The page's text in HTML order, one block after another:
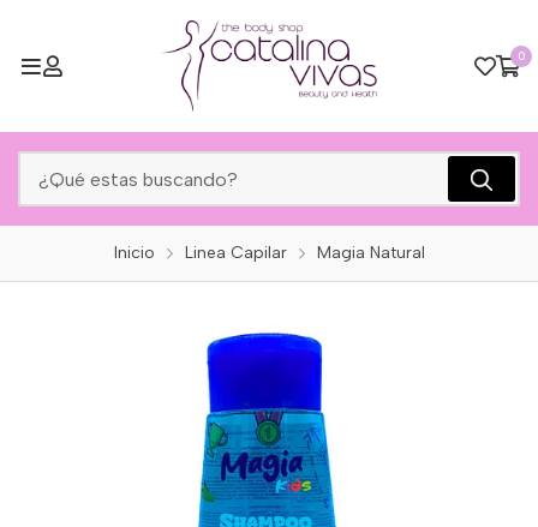
0
Inicio Linea Capilar Magia Natural